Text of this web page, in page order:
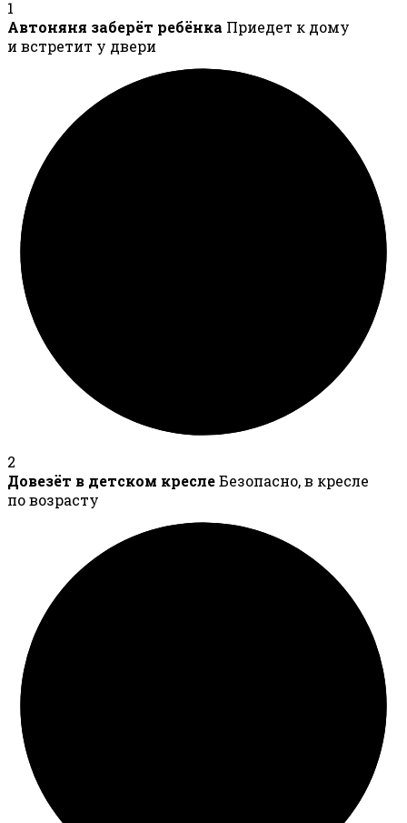
1
Автоняня заберёт ребёнка Приедет к дому
и встретит у двери
2
Довезёт в детском креслеБезопасно, в кресле
по возрасту